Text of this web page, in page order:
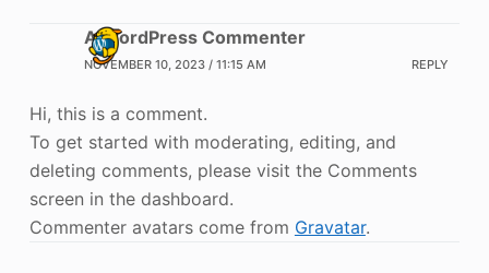
A WordPress Commenter
NOVEMBER 10, 2023 / 11:15 AM REPLY
Hi, this is a comment.
To get started with moderating, editing, and
deleting comments, please visit the Comments
screen in the dashboard.
Commenter avatars come from Gravatar.